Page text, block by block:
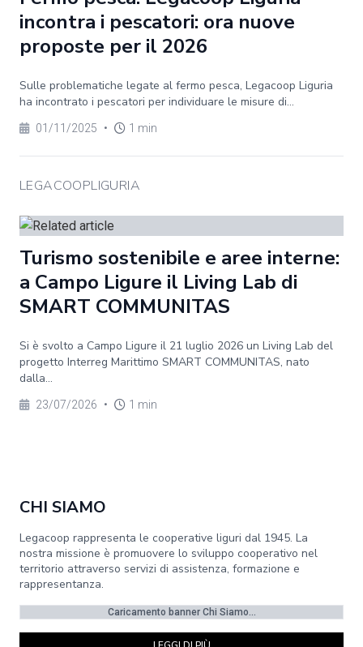
incontra i pescatori: ora nuove
proposte per il 2026
Sulle problematiche legate al fermo pesca, Legacoop Liguria
ha incontrato i pescatori per individuare le misure di...
01/11/2025 • 1 min
LEGACOOPLIGURIA
Turismo sostenibile e aree interne:
a Campo Ligure il Living Lab di
SMART COMMUNITAS
Si è svolto a Campo Ligure il 21 luglio 2026 un Living Lab del
progetto Interreg Marittimo SMART COMMUNITAS, nato
dalla...
23/07/2026 • 1 min
CHI SIAMO
Legacoop rappresenta le cooperative liguri dal 1945. La
nostra missione è promuovere lo sviluppo cooperativo nel
territorio attraverso servizi di assistenza, formazione e
rappresentanza.
Caricamento banner Chi Siamo...